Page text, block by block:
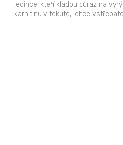
jedince, kteří kladou důraz na
karnitinu v tekuté, lehce